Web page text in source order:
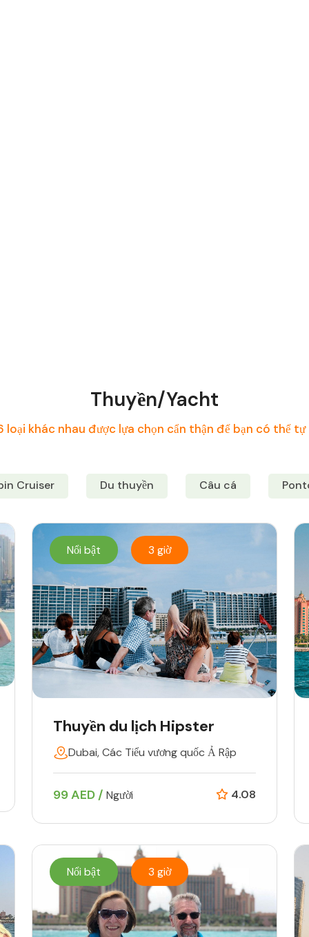
Thuyền/Yacht
khác nhau được lựa chọn cẩn thận để bạn có thể
Cruiser Du thuyền Câu cá
Nổi bật 3 giờ
Thuyền du lịch Hipster
Dubai, Các Tiểu vương quốc Ả Rập
99 AED / Người 4.08
Nổi bật 3 giờ